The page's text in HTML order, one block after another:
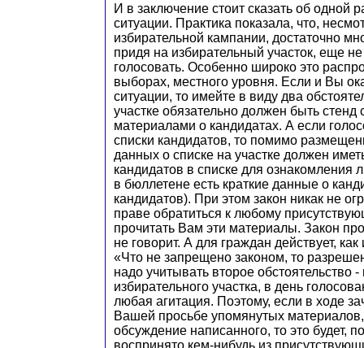
И в заключение стоит сказать об одной
ситуации. Практика показала, что,
избирательной кампании, достаточно
придя на избирательный участок, еще не
голосовать. Особенно широко это
выборах, местного уровня. Если и Вы
ситуации, то имейте в виду два
участке обязательно должен быть
материалами о кандидатах. А если
списки кандидатов, то помимо
данных о списке на участке должен
кандидатов в списке для
в бюллетене есть краткие данные о
кандидатов). При этом закон никак не
праве обратиться к любому
прочитать Вам эти материалы. Закон
не говорит. А для граждан действует,
«Что не запрещено законом, то
надо учитывать второе обстоятельство
избирательного участка, в день
любая агитация. Поэтому, если в ходе
Вашей просьбе упомянутых материалов,
обсуждение написанного, то это будет,
воспринято кем-нибудь из